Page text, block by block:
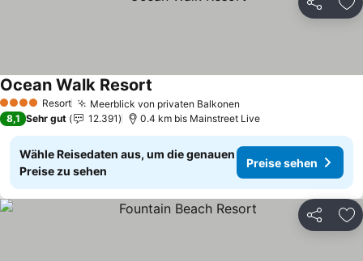
Teilen
4 Sterne Resort Meerblick von privaten Balkonen
Ocean Walk Resort
8,1 Sehr gut 12.391 0.4 km bis Mainstreet Live
Wähle Reisedaten aus, um die genauen
Preise zu sehen
Preise sehen
Teilen